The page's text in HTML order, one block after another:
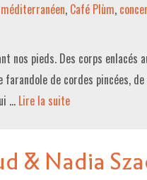
, Café Plùm,
nos pieds. Des corps enlacés
de cordes pincées,
… Lire la suite­­
& Nadia